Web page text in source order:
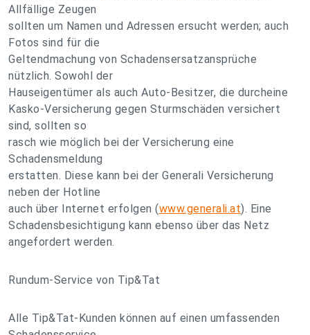
Allfällige Zeugen
sollten um Namen und Adressen ersucht werden; auch
Fotos sind für die
Geltendmachung von Schadensersatzansprüche
nützlich. Sowohl der
Hauseigentümer als auch Auto-Besitzer, die durcheine
Kasko-Versicherung gegen Sturmschäden versichert
sind, sollten so
rasch wie möglich bei der Versicherung eine
Schadensmeldung
erstatten. Diese kann bei der Generali Versicherung
neben der Hotline
auch über Internet erfolgen (www.generali.at). Eine
Schadensbesichtigung kann ebenso über das Netz
angefordert werden.
Rundum-Service von Tip&Tat
Alle Tip&Tat-Kunden können auf einen umfassenden